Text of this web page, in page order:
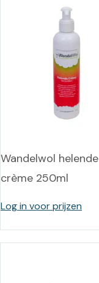
Wandelwol helende
crème 250ml
Log in voor prijzen